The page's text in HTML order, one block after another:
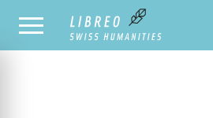
NOTRE CATALOGUE